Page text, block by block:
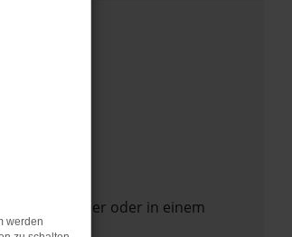
Browser oder in einem
werden